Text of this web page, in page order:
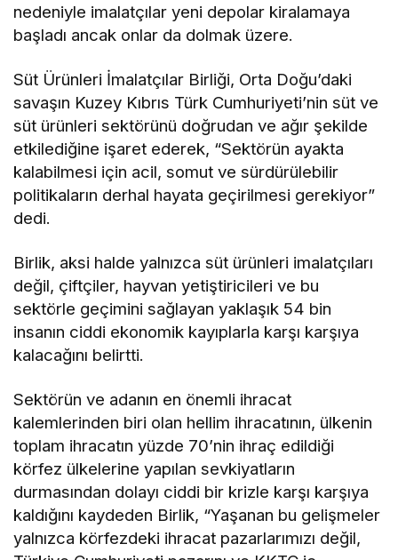
nedeniyle imalatçılar yeni depolar kiralamaya
başladı ancak onlar da dolmak üzere.
Süt Ürünleri İmalatçılar Birliği, Orta Doğu’daki
savaşın Kuzey Kıbrıs Türk Cumhuriyeti’nin süt ve
süt ürünleri sektörünü doğrudan ve ağır şekilde
etkilediğine işaret ederek, “Sektörün ayakta
kalabilmesi için acil, somut ve sürdürülebilir
politikaların derhal hayata geçirilmesi gerekiyor”
dedi.
Birlik, aksi halde yalnızca süt ürünleri imalatçıları
değil, çiftçiler, hayvan yetiştiricileri ve bu
sektörle geçimini sağlayan yaklaşık 54 bin
insanın ciddi ekonomik kayıplarla karşı karşıya
kalacağını belirtti.
Sektörün ve adanın en önemli ihracat
kalemlerinden biri olan hellim ihracatının, ülkenin
toplam ihracatın yüzde 70’nin ihraç edildiği
körfez ülkelerine yapılan sevkiyatların
durmasından dolayı ciddi bir krizle karşı karşıya
kaldığını kaydeden Birlik, “Yaşanan bu gelişmeler
yalnızca körfezdeki ihracat pazarlarımızı değil,